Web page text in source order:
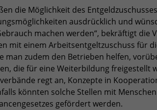
die Möglichkeit des
ausdrücklich und
machen werden“, bekräftigt die
mit einem Arbeitsentgeltzuschuss für
man zudem den Betrieben helfen,
die für eine Weiterbildung freigestellt
regt an, Konzepte in
könnten solche Stellen mit
gefördert werden.